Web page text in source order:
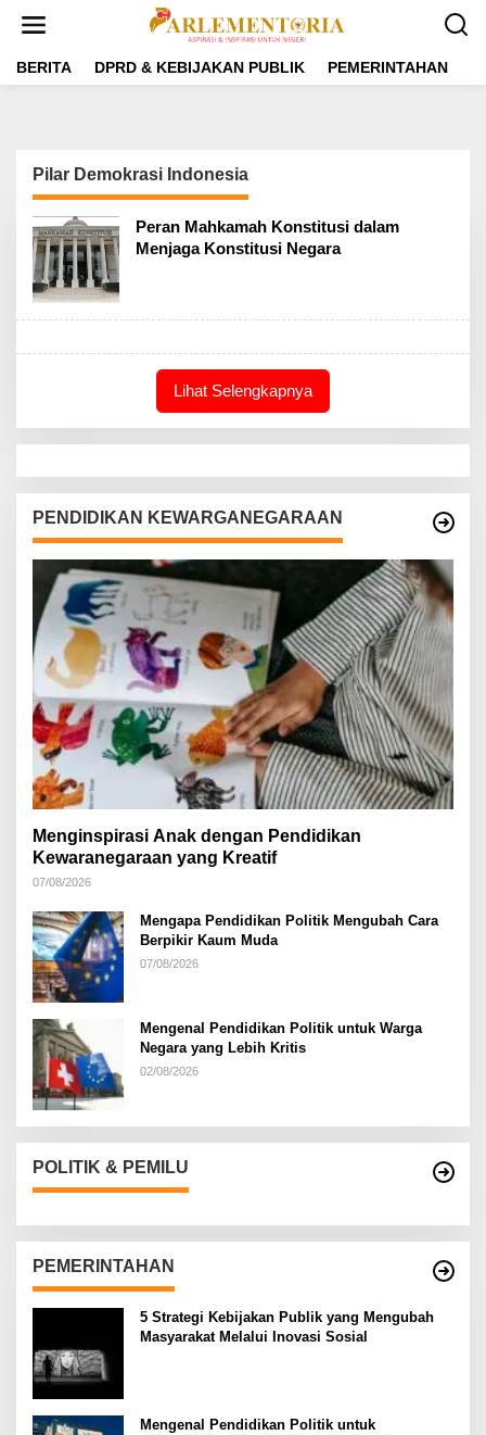
t
BERITA DPRD & KEBIJAKAN PUBLIK PEMERINTAHAN
Pilar Demokrasi Indonesia
Peran Mahkamah Konstitusi dalam
Menjaga Konstitusi Negara
Lihat Selengkapnya
PENDIDIKAN KEWARGANEGARAAN
Menginspirasi Anak dengan Pendidikan
Kewaranegaraan yang Kreatif
07/08/2026
Mengapa Pendidikan Politik Mengubah Cara
Berpikir Kaum Muda
07/08/2026
Mengenal Pendidikan Politik untuk Warga
Negara yang Lebih Kritis
02/08/2026
POLITIK & PEMILU
PEMERINTAHAN
5 Strategi Kebijakan Publik yang Mengubah
Masyarakat Melalui Inovasi Sosial
Mengenal Pendidikan Politik untuk